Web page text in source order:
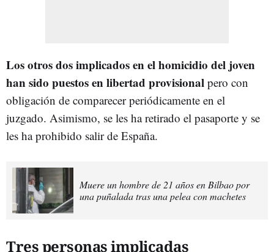
Los otros dos implicados en el homicidio del joven
han sido puestos en libertad provisional pero con
obligación de comparecer periódicamente en el
juzgado. Asimismo, se les ha retirado el pasaporte y se
les ha prohibido salir de España.
Muere un hombre de 21 años en Bilbao por
una puñalada tras una pelea con machetes
Tres personas implicadas